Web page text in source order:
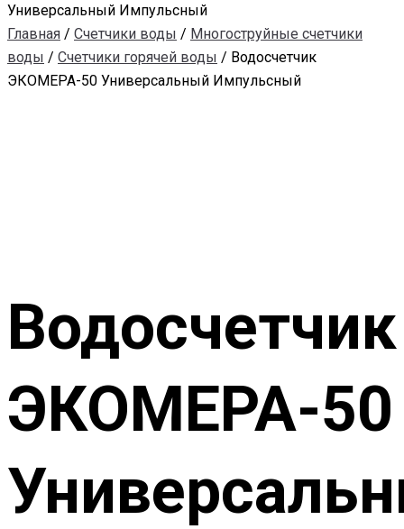
Универсальный Импульсный
Главная / Счетчики воды / Многоструйные счетчики
воды / Счетчики горячей воды / Водосчетчик
ЭКОМЕРА-50 Универсальный Импульсный
Водосчетчик
ЭКОМЕРА-50